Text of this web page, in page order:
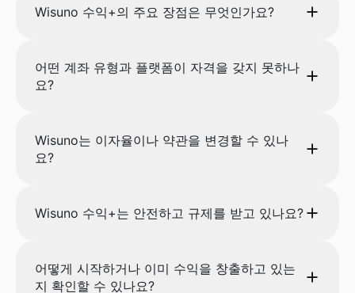
Wisuno 수익+의 주요 장점은 무엇인가요?
어떤 계좌 유형과 플랫폼이 자격을 갖지 못하나
요?
Wisuno는 이자율이나 약관을 변경할 수 있나
요?
Wisuno 수익+는 안전하고 규제를 받고 있나요?
어떻게 시작하거나 이미 수익을 창출하고 있는
지 확인할 수 있나요?